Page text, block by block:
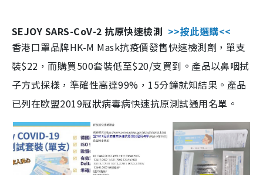
SEJOY SARS-CoV-2 抗原快速檢測 >>按此選購<<
香港口罩品牌HK-M Mask抗疫價發售快速檢測劑，單支
裝$22，而購買500套裝低至$20/支買到。產品以鼻咽拭
子方式採樣，準確性高達99%，15分鐘就知結果。產品
已列在歐盟2019冠狀病毒病快速抗原測試通用名單。